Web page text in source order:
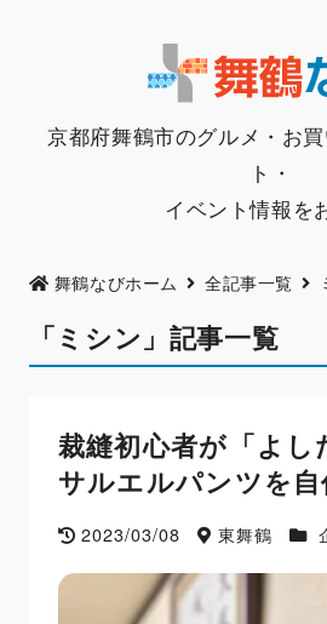
京都府舞鶴市のグルメ・お
ト・
イベント情報を
舞鶴なびホーム 全記事一覧
「ミシン」記事一覧
裁縫初心者が「よし
サルエルパンツを
2023/03/08 東舞鶴